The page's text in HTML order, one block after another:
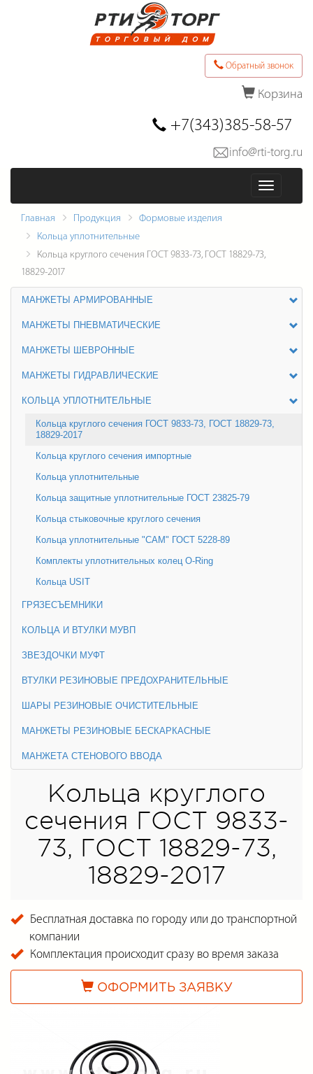
Обратный звонок
Корзина
Последние товары в заказе
Оформить заказ
+7(343)385-58-57
info@rti-torg.ru
Меню
Главная Продукция
Формовые изделия
Кольца уплотнительные
Кольца круглого сечения ГОСТ 9833-73, ГОСТ 18829-73,
18829-2017
МАНЖЕТЫ АРМИРОВАННЫЕ
МАНЖЕТЫ ПНЕВМАТИЧЕСКИЕ
МАНЖЕТЫ ШЕВРОННЫЕ
МАНЖЕТЫ ГИДРАВЛИЧЕСКИЕ
КОЛЬЦА УПЛОТНИТЕЛЬНЫЕ
Кольца круглого сечения ГОСТ 9833-73, ГОСТ 18829-73,
18829-2017
Кольца круглого сечения импортные
Кольца уплотнительные
Кольца защитные уплотнительные ГОСТ 23825-79
Кольца стыковочные круглого сечения
Кольца уплотнительные "САМ" ГОСТ 5228-89
Комплекты уплотнительных колец O-Ring
Кольца USIT
ГРЯЗЕСЪЕМНИКИ
КОЛЬЦА И ВТУЛКИ МУВП
ЗВЕЗДОЧКИ МУФТ
ВТУЛКИ РЕЗИНОВЫЕ ПРЕДОХРАНИТЕЛЬНЫЕ
ШАРЫ РЕЗИНОВЫЕ ОЧИСТИТЕЛЬНЫЕ
МАНЖЕТЫ РЕЗИНОВЫЕ БЕСКАРКАСНЫЕ
МАНЖЕТА СТЕНОВОГО ВВОДА
Кольца круглого
сечения ГОСТ 9833-
73, ГОСТ 18829-73,
18829-2017
Бесплатная доставка по городу или до транспортной
компании
Комплектация происходит сразу во время заказа
ОФОРМИТЬ ЗАЯВКУ